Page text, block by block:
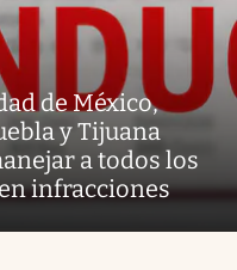
de México,
y Tijuana
a todos los
infracciones